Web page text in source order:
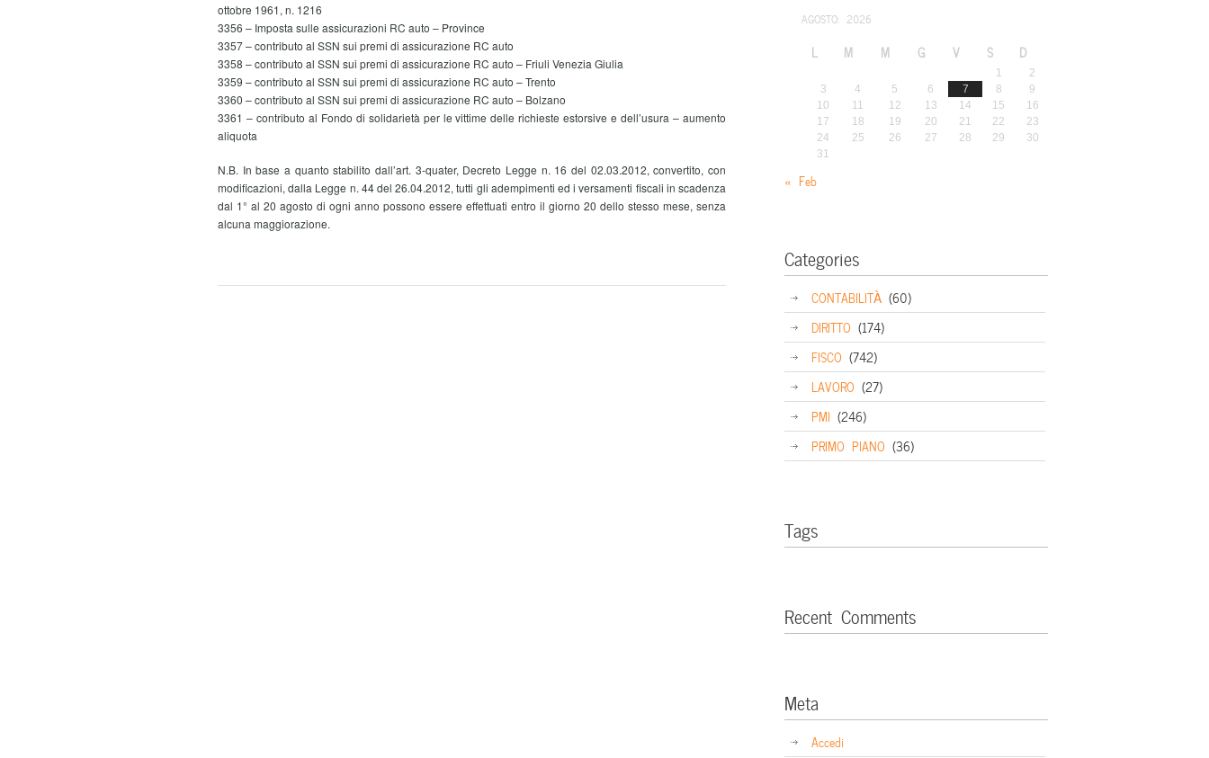
ottobre 1961, n. 1216
3356 – Imposta sulle assicurazioni RC auto – Province
3357 – contributo al SSN sui premi di assicurazione RC auto
3358 – contributo al SSN sui premi di assicurazione RC auto – Friuli Venezia Giulia
3359 – contributo al SSN sui premi di assicurazione RC auto – Trento
3360 – contributo al SSN sui premi di assicurazione RC auto – Bolzano
3361 – contributo al Fondo di solidarietà per le vittime delle richieste estorsive e dell’usura – aumento
aliquota
N.B. In base a quanto stabilito dall’art. 3-quater, Decreto Legge n. 16 del 02.03.2012, convertito, con
modificazioni, dalla Legge n. 44 del 26.04.2012, tutti gli adempimenti ed i versamenti fiscali in scadenza
dal 1° al 20 agosto di ogni anno possono essere effettuati entro il giorno 20 dello stesso mese, senza
alcuna maggiorazione.
AGOSTO: 2026
L M M G V S D
1
2
3
4 5 6 7 8
9
10
11 12 13 14 15
16
17
18 19 20 21 22
23
24
25 26 27 28 29
30
31
« Feb
Categories
CONTABILITÀ (60)
DIRITTO (174)
FISCO (742)
LAVORO (27)
PMI (246)
PRIMO PIANO (36)
Tags
Recent Comments
Meta
Accedi